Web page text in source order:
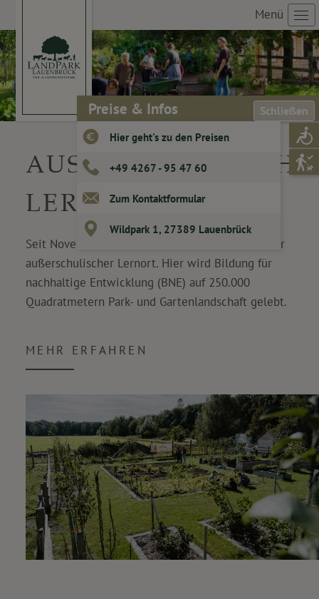
Menü
Preise & Infos
Schließen
Hier geht's zu den Preisen
+49 4267 - 95 47 60
Zum Kontaktformular
Wildpark 1, 27389 Lauenbrück
AUSSERSCHULISCHER
ERNORT
Seit November 2023 ist der LandPark anerkannter
außerschulischer Lernort. Hier wird Bildung für
nachhaltige Entwicklung (BNE) auf 250.000
Quadratmetern Park- und Gartenlandschaft gelebt.
MEHR ERFAHREN